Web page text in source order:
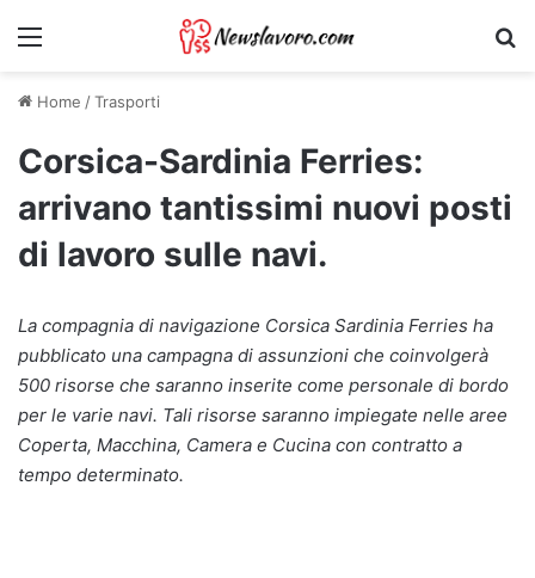
Menu
Home /Trasporti
Corsica-Sardinia Ferries:
arrivano tantissimi nuovi posti
di lavoro sulle navi.
La compagnia di navigazione Corsica Sardinia Ferries ha
pubblicato una campagna di assunzioni che coinvolgerà
500 risorse che saranno inserite come personale di bordo
per le varie navi. Tali risorse saranno impiegate nelle aree
Coperta, Macchina, Camera e Cucina con contratto a
tempo determinato.